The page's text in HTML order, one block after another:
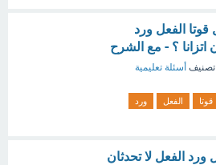
الفعل ورد
اتزانا ؟ - مع الشرح
أسئلة تعليمية
قوتا الفعل
ورد
ورد الفعل لا تحدثان